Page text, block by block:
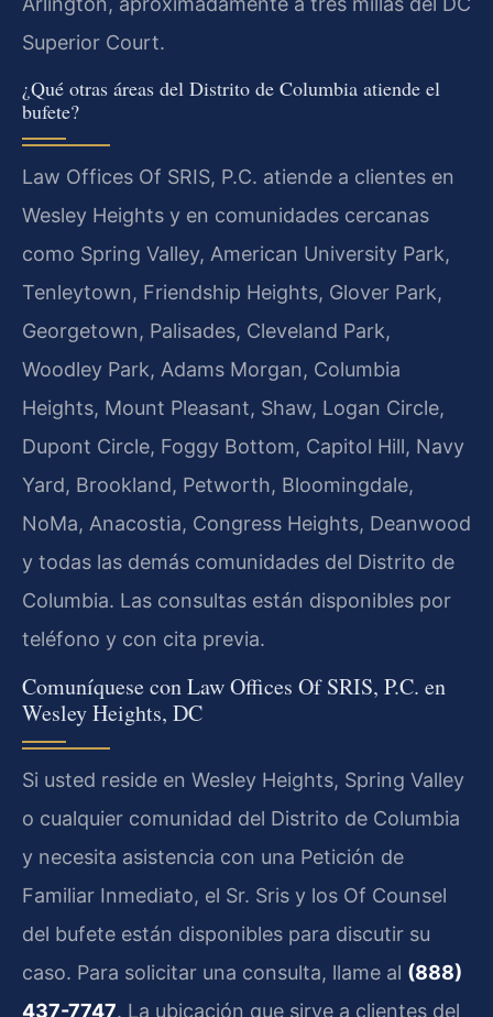
Superior Court.
¿Qué otras áreas del Distrito de Columbia atiende el
bufete?
Law Offices Of SRIS, P.C. atiende a clientes en
Wesley Heights y en comunidades cercanas
como Spring Valley, American University Park,
Tenleytown, Friendship Heights, Glover Park,
Georgetown, Palisades, Cleveland Park,
Woodley Park, Adams Morgan, Columbia
Heights, Mount Pleasant, Shaw, Logan Circle,
Dupont Circle, Foggy Bottom, Capitol Hill, Navy
Yard, Brookland, Petworth, Bloomingdale,
NoMa, Anacostia, Congress Heights, Deanwood
y todas las demás comunidades del Distrito de
Columbia. Las consultas están disponibles por
teléfono y con cita previa.
Comuníquese con Law Offices Of SRIS, P.C. en
Wesley Heights, DC
Si usted reside en Wesley Heights, Spring Valley
o cualquier comunidad del Distrito de Columbia
y necesita asistencia con una Petición de
Familiar Inmediato, el Sr. Sris y los Of Counsel
del bufete están disponibles para discutir su
caso. Para solicitar una consulta, llame al (888)
437-7747. La ubicación que sirve a clientes del